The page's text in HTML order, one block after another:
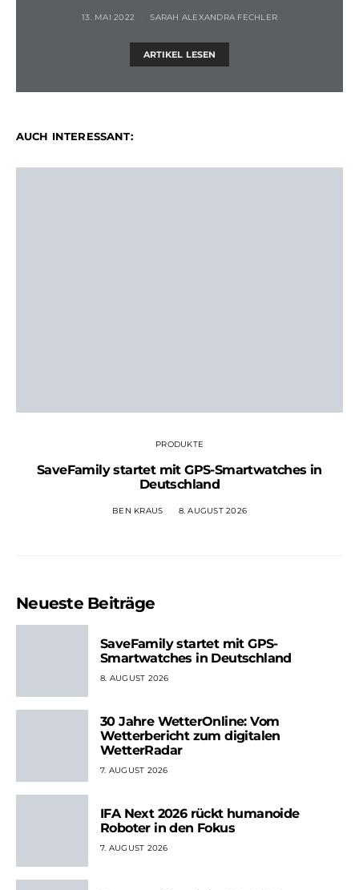
13. MAI 2022 SARAH ALEXANDRA FECHLER
ARTIKEL LESEN
AUCH INTERESSANT:
PRODUKTE
SaveFamily startet mit GPS-Smartwatches in
Deutschland
BEN KRAUS 8. AUGUST 2026
Neueste Beiträge
SaveFamily startet mit GPS-
Smartwatches in Deutschland
8. AUGUST 2026
30 Jahre WetterOnline: Vom
Wetterbericht zum digitalen
WetterRadar
7. AUGUST 2026
IFA Next 2026 rückt humanoide
Roboter in den Fokus
7. AUGUST 2026